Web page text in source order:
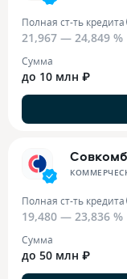
Полная ст-ть кредита
21,967 — 24,849 %
Сумма
до 10 млн ₽
Полная ст-ть кредита
19,480 — 23,836 %
Сумма
до 50 млн ₽